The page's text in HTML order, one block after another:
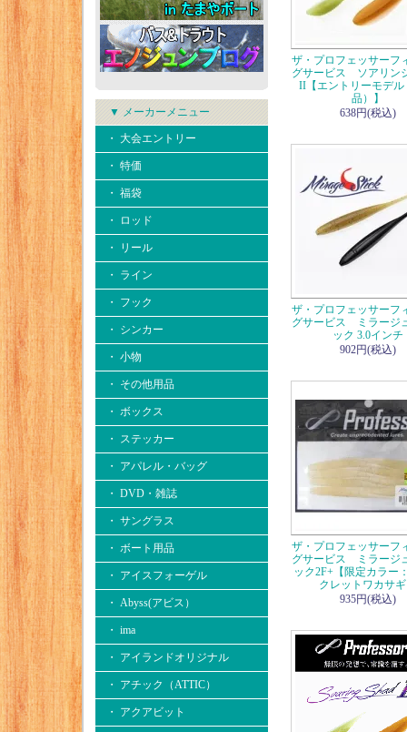
▼ メーカーメニュー
・ 大会エントリー
・ 特価
・ 福袋
・ ロッド
・ リール
・ ライン
・ フック
・ シンカー
・ 小物
・ その他用品
・ ボックス
・ ステッカー
・ アパレル・バッグ
・ DVD・雑誌
・ サングラス
・ ボート用品
・ アイスフォーゲル
・ Abyss(アビス）
・ ima
・ アイランドオリジナル
・ アチック（ATTIC）
・ アクアビット
ザ・プロフェッサーフ
グサービス ソアリン
II【エントリーモデル
品）】
638円(税込)
ザ・プロフェッサーフ
グサービス ミラージ
ック 3.0インチ
902円(税込)
ザ・プロフェッサーフ
グサービス ミラージ
ック2F+【限定カラー
クレットワカサ
935円(税込)